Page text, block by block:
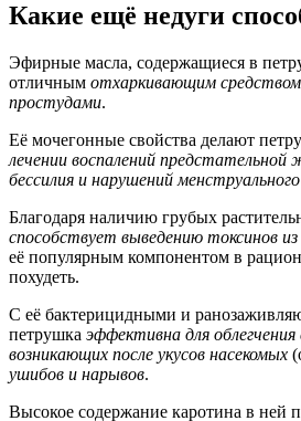
Какие ещё недуги
Эфирные масла, содержащиеся в
отличным отхаркивающим
простудами.
Её мочегонные свойства делают
лечении воспалений предстательной
бессилия и нарушений
Благодаря наличию грубых
способствует выведению токсинов из
её популярным компонентом в
похудеть.
С её бактерицидными и
петрушка эффективна для
возникающих после укусов насекомых
ушибов и нарывов.
Высокое содержание каротина в ней